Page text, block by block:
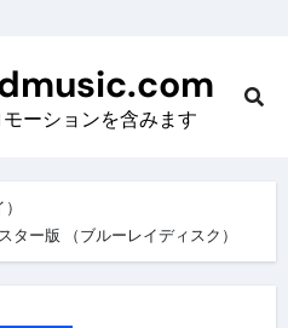
ーションを含みます
ター版 （ブルーレイディスク）